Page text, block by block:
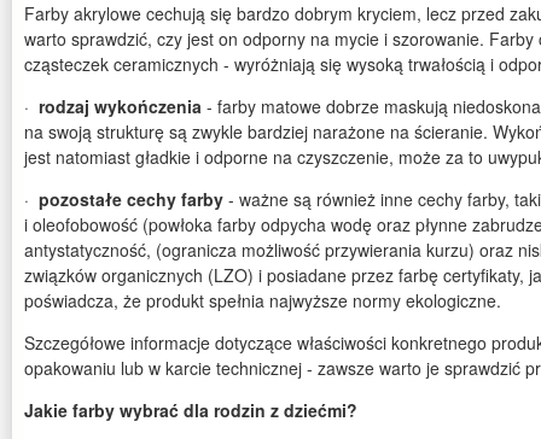
Farby akrylowe cechują się bardzo dobrym kryciem, lecz przed
warto sprawdzić, czy jest on odporny na mycie i szorowanie.
cząsteczek ceramicznych - wyróżniają się wysoką trwałością i
· rodzaj wykończenia - farby matowe dobrze maskują
na swoją strukturę są zwykle bardziej narażone na ścieranie.
jest natomiast gładkie i odporne na czyszczenie, może za to
· pozostałe cechy farby - ważne są również inne cechy farby,
i oleofobowość (powłoka farby odpycha wodę oraz płynne
antystatyczność, (ogranicza możliwość przywierania kurzu) oraz
związków organicznych (LZO) i posiadane przez farbę certyfikaty,
poświadcza, że produkt spełnia najwyższe normy ekologiczne.
Szczegółowe informacje dotyczące właściwości konkretnego
opakowaniu lub w karcie technicznej - zawsze warto je sprawdzić
Jakie farby wybrać dla rodzin z dziećmi?